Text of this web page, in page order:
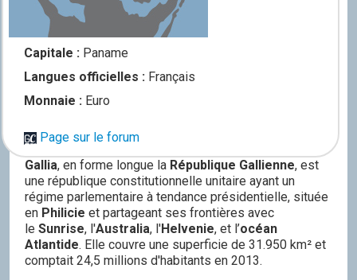
Capitale : Paname
Langues officielles : Français
Monnaie : Euro
Page sur le forum
Gallia, en forme longue la République Gallienne, est
une république constitutionnelle unitaire ayant un
régime parlementaire à tendance présidentielle, située
en Philicie et partageant ses frontières avec
le Sunrise, l'Australia, l'Helvenie, et l’océan
Atlantide. Elle couvre une superficie de 31.950 km² et
comptait 24,5 millions d'habitants en 2013.